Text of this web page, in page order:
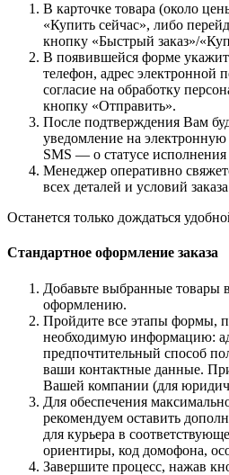
В карточке товара (около
«Купить сейчас», либо
кнопку «Быстрый заказ»/
В появившейся форме
телефон, адрес электронной
согласие на обработку
кнопку «Отправить».
После подтверждения Вам
уведомление на
SMS — о статусе исполнения
Менеджер оперативно
всех деталей и условий
Останется только дождаться
Стандартное оформление заказа
Добавьте выбранные товары
оформлению.
Пройдите все этапы формы,
необходимую информацию:
предпочтительный способ
ваши контактные данные.
Вашей компании (для
Для обеспечения
рекомендуем оставить
для курьера в
ориентиры, код домофона,
Завершите процесс, нажав